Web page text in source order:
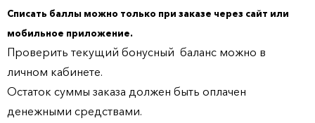
Списать баллы можно только при заказе через сайт или
мобильное приложение.
Проверить текущий бонусный баланс можно в
личном кабинете.
Остаток суммы заказа должен быть оплачен
денежными средствами.